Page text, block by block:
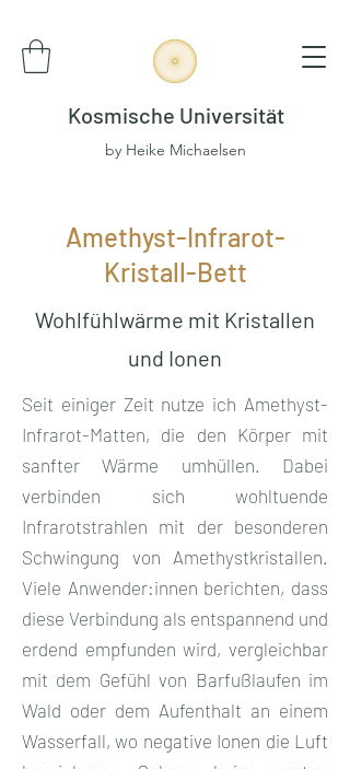
Kosmische Universität
by Heike Michaelsen
Amethyst-Infrarot-
Kristall-Bett
Wohlfühlwärme mit Kristallen
und Ionen
Seit einiger Zeit nutze ich Amethyst-
Infrarot-Matten, die den Körper mit
sanfter Wärme umhüllen. Dabei
verbinden sich wohltuende
Infrarotstrahlen mit der besonderen
Schwingung von Amethystkristallen.
Viele Anwender:innen berichten, dass
diese Verbindung als entspannend und
erdend empfunden wird, vergleichbar
mit dem Gefühl von Barfußlaufen im
Wald oder dem Aufenthalt an einem
Wasserfall, wo negative Ionen die Luft